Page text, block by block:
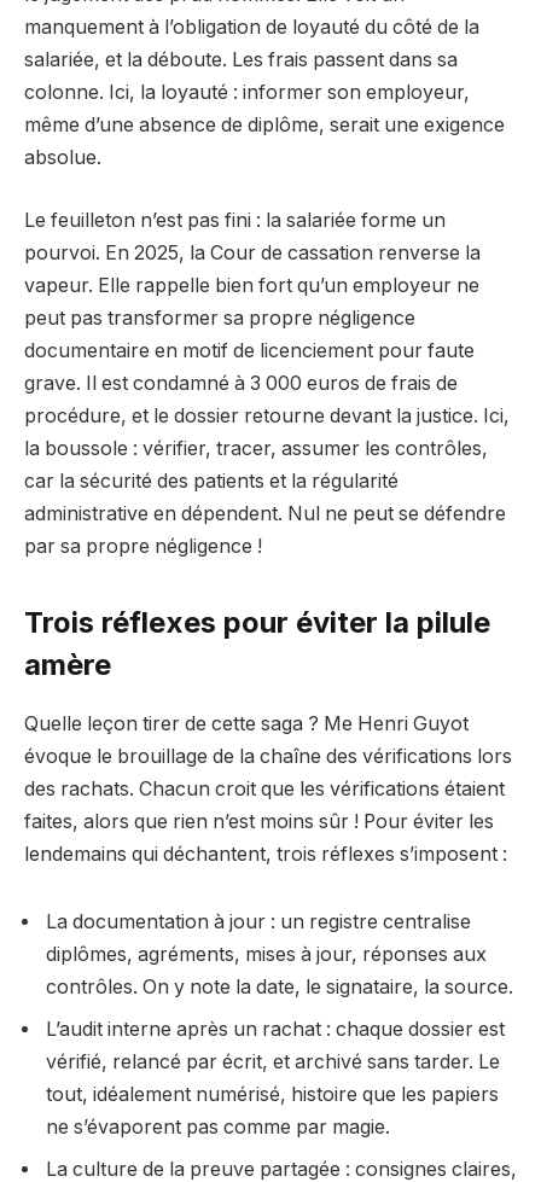
manquement à l’obligation de loyauté du côté de la
salariée, et la déboute. Les frais passent dans sa
colonne. Ici, la loyauté : informer son employeur,
même d’une absence de diplôme, serait une exigence
absolue.
Le feuilleton n’est pas fini : la salariée forme un
pourvoi. En 2025, la Cour de cassation renverse la
vapeur. Elle rappelle bien fort qu’un employeur ne
peut pas transformer sa propre négligence
documentaire en motif de licenciement pour faute
grave. Il est condamné à 3 000 euros de frais de
procédure, et le dossier retourne devant la justice. Ici,
la boussole : vérifier, tracer, assumer les contrôles,
car la sécurité des patients et la régularité
administrative en dépendent. Nul ne peut se défendre
par sa propre négligence !
Trois réflexes pour éviter la pilule
amère
Quelle leçon tirer de cette saga ? Me Henri Guyot
évoque le brouillage de la chaîne des vérifications lors
des rachats. Chacun croit que les vérifications étaient
faites, alors que rien n’est moins sûr ! Pour éviter les
lendemains qui déchantent, trois réflexes s’imposent :
La documentation à jour : un registre centralise
diplômes, agréments, mises à jour, réponses aux
contrôles. On y note la date, le signataire, la source.
L’audit interne après un rachat : chaque dossier est
vérifié, relancé par écrit, et archivé sans tarder. Le
tout, idéalement numérisé, histoire que les papiers
ne s’évaporent pas comme par magie.
La culture de la preuve partagée : consignes claires,